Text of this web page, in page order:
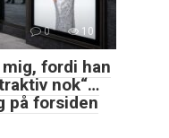
0 10
fordi han
nok“…
på forsiden